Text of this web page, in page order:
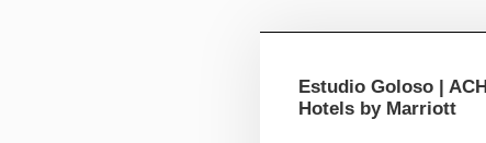
Estudio Goloso |
Hotels by Marriott